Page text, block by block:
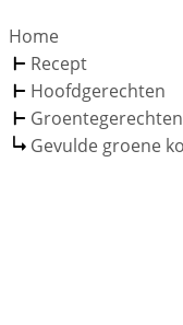
Home
Recept
Hoofdgerechten
Groentegerechten
Gevulde groene